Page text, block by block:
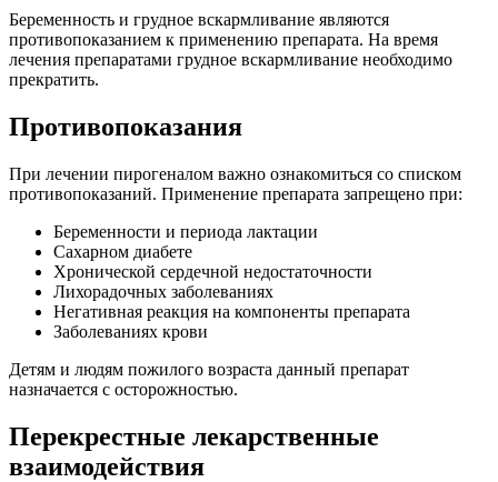
Беременность и грудное вскармливание являются
противопоказанием к применению препарата. На время
лечения препаратами грудное вскармливание необходимо
прекратить.
Противопоказания
При лечении пирогеналом важно ознакомиться со списком
противопоказаний. Применение препарата запрещено при:
Беременности и периода лактации
Сахарном диабете
Хронической сердечной недостаточности
Лихорадочных заболеваниях
Негативная реакция на компоненты препарата
Заболеваниях крови
Детям и людям пожилого возраста данный препарат
назначается с осторожностью.
Перекрестные лекарственные
взаимодействия